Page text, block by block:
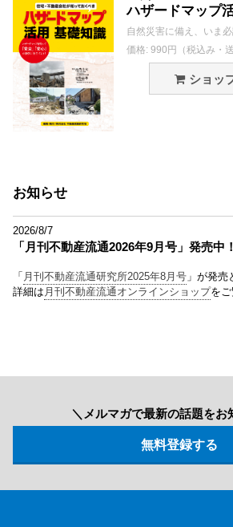
ハザードマップ
自然災害に備え、いま必
価格: 990円（税込み・
ショッ
お知らせ
2026/8/7
「月刊不動産流通2026年9月号」発売中！
「 月刊不動産流通研究所2025年8月号 」が発売
詳細は 月刊不動産流通オンラインショップをご
＼メルマガで最新の話題をお